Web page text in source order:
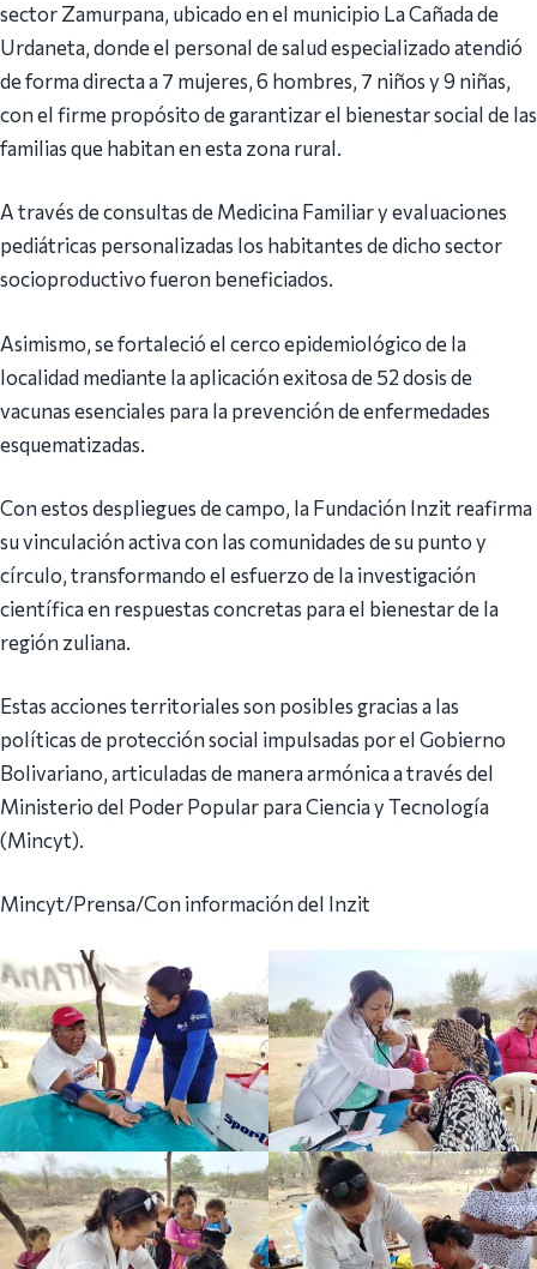
sector Zamurpana, ubicado en el municipio La Cañada de
Urdaneta, donde el personal de salud especializado atendió
de forma directa a 7 mujeres, 6 hombres, 7 niños y 9 niñas,
con el firme propósito de garantizar el bienestar social de las
familias que habitan en esta zona rural.
A través de consultas de Medicina Familiar y evaluaciones
pediátricas personalizadas los habitantes de dicho sector
socioproductivo fueron beneficiados.
Asimismo, se fortaleció el cerco epidemiológico de la
localidad mediante la aplicación exitosa de 52 dosis de
vacunas esenciales para la prevención de enfermedades
esquematizadas.
Con estos despliegues de campo, la Fundación Inzit reafirma
su vinculación activa con las comunidades de su punto y
círculo, transformando el esfuerzo de la investigación
científica en respuestas concretas para el bienestar de la
región zuliana.
Estas acciones territoriales son posibles gracias a las
políticas de protección social impulsadas por el Gobierno
Bolivariano, articuladas de manera armónica a través del
Ministerio del Poder Popular para Ciencia y Tecnología
(Mincyt).
Mincyt/Prensa/Con información del Inzit